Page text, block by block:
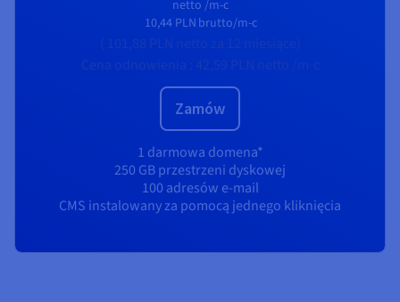
netto /m-c
10,44 PLN brutto/m-c
Zamów
1 darmowa domena*
250 GB przestrzeni dyskowej
100 adresów e-mail
CMS instalowany za pomocą jednego kliknięcia